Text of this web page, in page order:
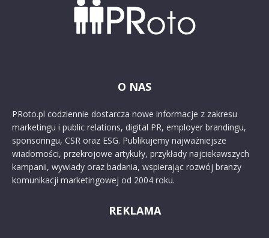
O NAS
PRoto.pl codziennie dostarcza nowe informacje z zakresu
marketingu i public relations, digital PR, employer brandingu,
sponsoringu, CSR oraz ESG. Publikujemy najważniejsze
wiadomości, przekrojowe artykuły, przykłady najciekawszych
kampanii, wywiady oraz badania, wspierając rozwój branży
komunikacji marketingowej od 2004 roku.
REKLAMA